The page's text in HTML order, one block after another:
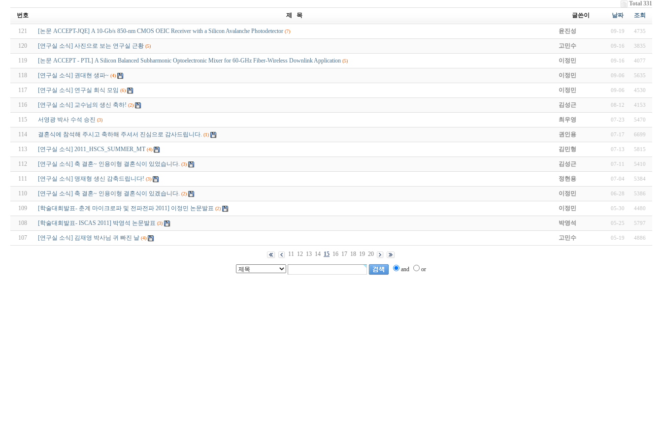
Total 331
번호
제 목 글쓴이 날짜 조회
121 [논문 ACCEPT-JQE] A 10-Gb/s 850-nm CMOS OEIC Receiver with a Silicon Avalanche Photodetector (7) 윤진성 09-19 4735
120 [연구실 소식] 사진으로 보는 연구실 근황 (5) 고민수 09-16 3835
119 [논문 ACCEPT - PTL] A Silicon Balanced Subharmonic Optoelectronic Mixer for 60-GHz Fiber-Wireless Downlink Application (5) 이정민 09-16 4077
118 [연구실 소식] 권대현 생파~ (4) 이정민 09-06 5635
117 [연구실 소식] 연구실 회식 모임 (6) 이정민 09-06 4530
116 [연구실 소식] 교수님의 생신 축하! (2) 김성근 08-12 4153
115 서영광 박사 수석 승진 (3) 최우영 07-23 5470
114 결혼식에 참석해 주시고 축하해 주셔서 진심으로 감사드립니다. (1) 권인용 07-17 6699
113 [연구실 소식] 2011_HSCS_SUMMER_MT (4) 김민형 07-13 5815
112 [연구실 소식] 축 결혼~ 인용이형 결혼식이 있었습니다. (3) 김성근 07-11 5410
111 [연구실 소식] 명재형 생신 감축드립니다! (3) 정현용 07-04 5384
110 [연구실 소식] 축 결혼~ 인용이형 결혼식이 있겠습니다. (2) 이정민 06-28 5386
109 [학술대회발표- 춘계 마이크로파 및 전파전파 2011] 이정민 논문발표 (2) 이정민 05-30 4480
108 [학술대회발표- ISCAS 2011] 박영석 논문발표 (3) 박영석 05-25 5797
107 [연구실 소식] 김재영 박사님 귀 빠진 날 (4) 고민수 05-19 4886
11 12 13 14 15 16 17 18 19 20
and or